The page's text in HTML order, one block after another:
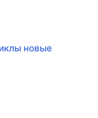
новые